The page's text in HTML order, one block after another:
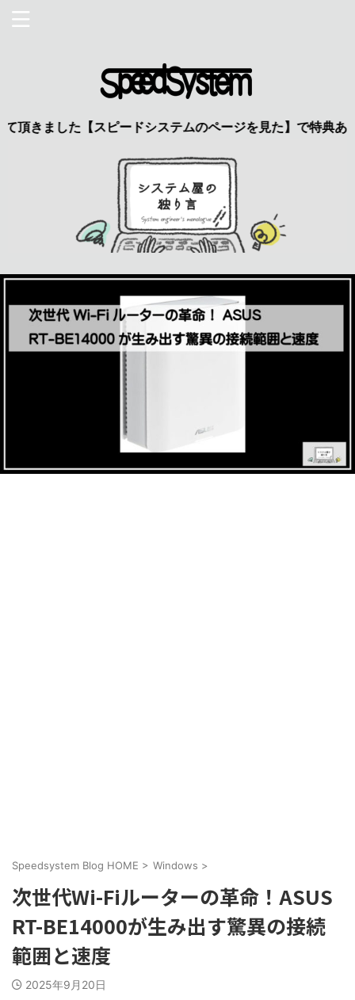
スピードシステムのページを見た】で特典あり 興味のあ
Speedsystem Blog HOME > Windows >
次世代Wi-Fiルーターの革命！ASUS
RT-BE14000が生み出す驚異の接続
範囲と速度
2025年9月20日